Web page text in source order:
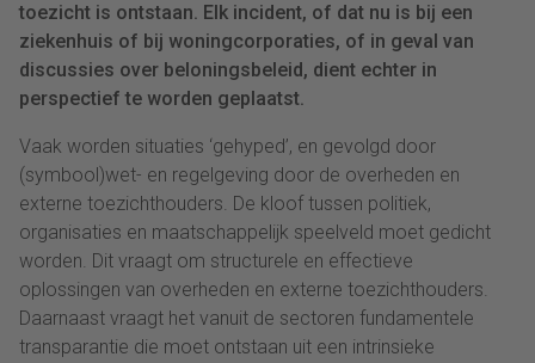
toezicht is ontstaan. Elk incident, of dat nu is bij een
ziekenhuis of bij woningcorporaties, of in geval van
discussies over beloningsbeleid, dient echter in
perspectief te worden geplaatst.
Vaak worden situaties ‘gehyped’, en gevolgd door
(symbool)wet- en regelgeving door de overheden en
externe toezichthouders. De kloof tussen politiek,
organisaties en maatschappelijk speelveld moet gedicht
worden. Dit vraagt om structurele en effectieve
oplossingen van overheden en externe toezichthouders.
Daarnaast vraagt het vanuit de sectoren fundamentele
transparantie die moet ontstaan uit een intrinsieke